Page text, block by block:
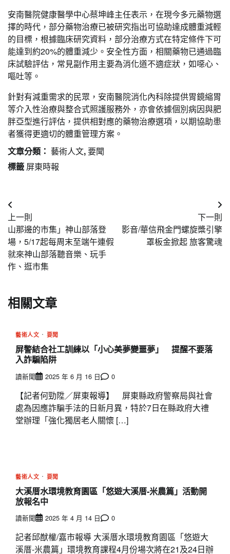
安南醫院健康醫學中心蔡坤峰主任表示，在現今多元藥物選
擇的時代，部分藥物治療已被研究指出可協助達成體重減輕
的目標，根據臨床研究資料，部分治療方式在特定條件下可
能達到約20%的體重減少。安全性方面，相關藥物已通過臨
床試驗評估，常見副作用主要為消化道不適症狀，如噁心、
嘔吐等。
針對有減重需求的民眾，安南醫院消化內科除提供胃鏡縮胃
等介入性治療與整合式照護服務外，亦會依據個別病因與肥
胖亞型進行評估，提供相對應的藥物治療選項，以期協助患
者獲得更適切的體重管理方案。
文章分類： 藝術人文,要聞
標籤 屏東時報
文
章
導
覽
上一則
山那邊的市集」神山部落登
場，5/17起每周末至端午連假
就來神山部落聽音樂、玩手
作、逛市集
下一則
影音/華信飛金門螺旋槳引擎
罩板金掀起 旅客驚魂
相關文章
藝術人文 要聞
屏警結合社工訓練以「小心美夢變噩夢」 提醒不要落
入詐騙陷阱
讀新聞 2025 年 6 月 16 日 0
【記者何勁陞／屏東報導】 屏東縣政府警察局與社會
處為因應詐騙手法的日新月異，特於7日在縣政府大禮
堂辦理「強化獨居老人關懷 […]
藝術人文 要聞
大溪厝水環境教育園區「悠遊大溪厝-米農篇」活動開
放報名中
讀新聞 2025 年 4 月 14 日 0
記者邱猷權/嘉市報導 大溪厝水環境教育園區「悠遊大
溪厝-米農篇」環境教育課程4月份場次將在21及24日辦